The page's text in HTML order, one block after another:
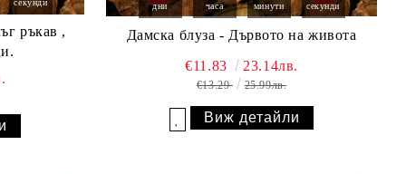
ръкав ,
дни часа минути секунди
Дамска блуза - Дървото на живота
€11.83 23.14лв.
€13.29 25.99лв.
Виж детайли